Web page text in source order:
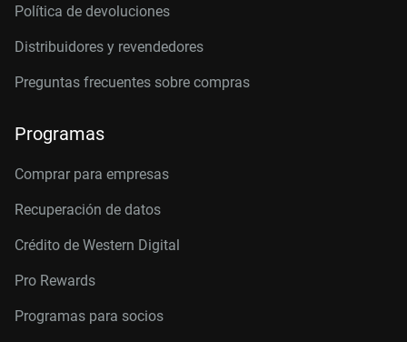
Política de devoluciones
Distribuidores y revendedores
Preguntas frecuentes sobre compras
Programas
Comprar para empresas
Recuperación de datos
Crédito de Western Digital
Pro Rewards
Programas para socios